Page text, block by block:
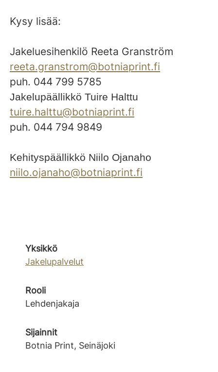
Kysy lisää:
Jakeluesihenkilö Reeta Granström
reeta.granstrom@botniaprint.fi
puh. 044 799 5785
Jakelupäällikkö Tuire Halttu
tuire.halttu@botniaprint.fi
puh. 044 794 9849
Kehityspäällikkö Niilo Ojanaho
niilo.ojanaho@botniaprint.fi
Yksikkö
Jakelupalvelut
Rooli
Lehdenjakaja
Sijainnit
Botnia Print, Seinäjoki